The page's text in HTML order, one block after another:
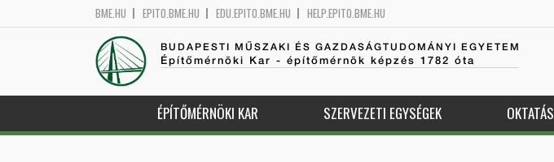
BME.HU EPITO.BME.HU EDU.EPITO.BME.HU HELP.EPITO.BME.HU
BUDAPESTI MŰSZAKI ÉS GAZDASÁGTUDOMÁNYI EGYETEM
Építőmérnöki Kar - építőmérnök képzés 1782 óta
ÉPÍTŐMÉRNÖKI KAR SZERVEZETI EGYSÉGEK OKTATÁS